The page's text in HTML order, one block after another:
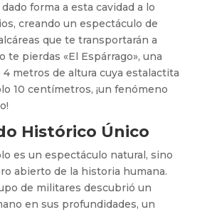
forma a esta cavidad a lo
creando un espectáculo de
que te transportarán a
te pierdas «El Espárrago», una
metros de altura cuya estalactita
10 centímetros, ¡un fenómeno
Histórico Único
es un espectáculo natural, sino
abierto de la historia humana.
de militares descubrió un
en sus profundidades, un